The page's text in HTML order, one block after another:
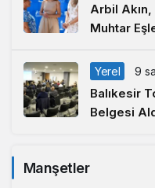
Arbil Akın,
Muhtar
Yerel 9
Balıkesir
Belgesi
Manşetler